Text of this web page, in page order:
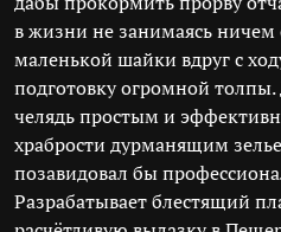
в жизни не занимаясь ничем
маленькой шайки вдруг с
подготовку огромной
челядь простым и
храбрости дурманящим
позавидовал бы
Разрабатывает блестящий